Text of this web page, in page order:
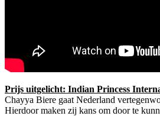
Prijs uitgelicht: Indian Princess
Chayya Biere gaat Nederland
Hierdoor maken zij kans om door te